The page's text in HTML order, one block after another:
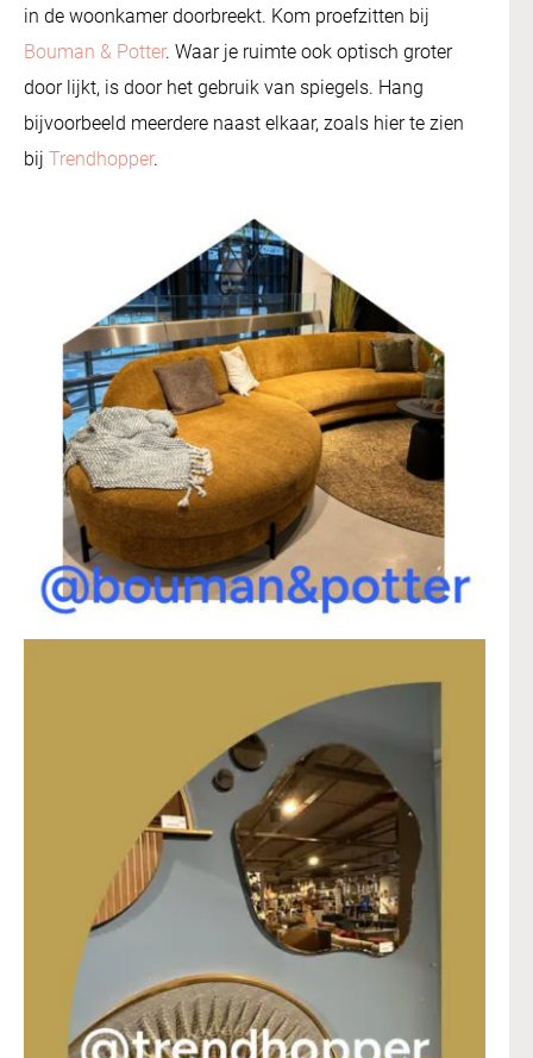
in de woonkamer doorbreekt. Kom proefzitten bij
Bouman & Potter. Waar je ruimte ook optisch groter
door lijkt, is door het gebruik van spiegels. Hang
bijvoorbeeld meerdere naast elkaar, zoals hier te zien
bij Trendhopper.